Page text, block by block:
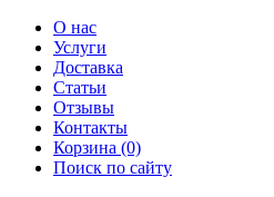
О нас
Услуги
Доставка
Статьи
Отзывы
Контакты
Корзина (0)
Поиск по сайту